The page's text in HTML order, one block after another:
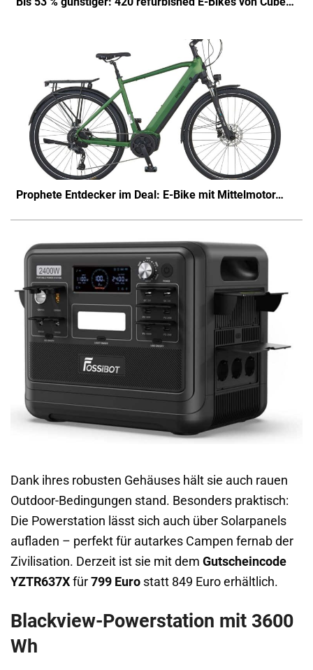
Prophete Entdecker im Deal: E-Bike mit Mittelmotor…
Dank ihres robusten Gehäuses hält sie auch rauen
Outdoor-Bedingungen stand. Besonders praktisch:
Die Powerstation lässt sich auch über Solarpanels
aufladen – perfekt für autarkes Campen fernab der
Zivilisation. Derzeit ist sie mit dem Gutscheincode
YZTR637X für 799 Euro statt 849 Euro erhältlich.
Blackview-Powerstation mit 3600
Wh